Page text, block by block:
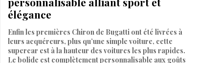
élégance
Enfin les premières Chiron de Bugatti ont été livrées à
leurs acquéreurs, plus qu’une simple voiture, cette
supercar est à la hauteur des voitures les plus rapides.
Le bolide est complètement personnalisable aux goûts